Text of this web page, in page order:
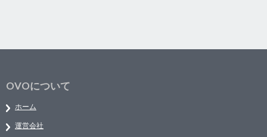
OVOについて
ホーム
運営会社